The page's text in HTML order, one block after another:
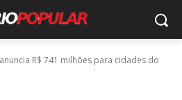
R$ 741 milhões para cidades do